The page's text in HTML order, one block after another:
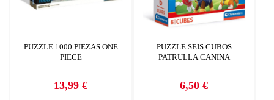
PUZZLE 1000 PIEZAS ONE
PIECE
Precio
13,99 €
PUZZLE SEIS CUBOS
PATRULLA CANINA
Precio
6,50 €
AÑADIR A LA LISTA DE DESEOS
add_circle_outline
Crear nueva lista
Nombre de la lista de deseos
Debe iniciar sesión para guardar productos en su lista de deseos.
CANCELAR